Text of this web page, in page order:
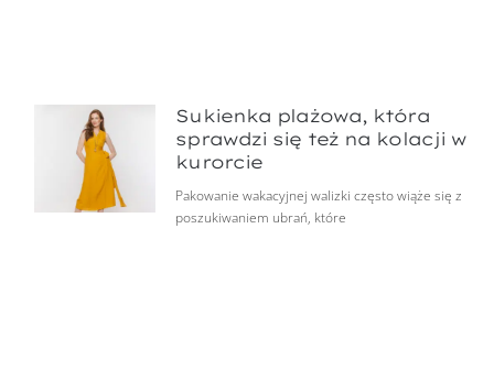
Sukienka plażowa, która
sprawdzi się też na kolacji w
kurorcie
Pakowanie wakacyjnej walizki często wiąże się z
poszukiwaniem ubrań, które